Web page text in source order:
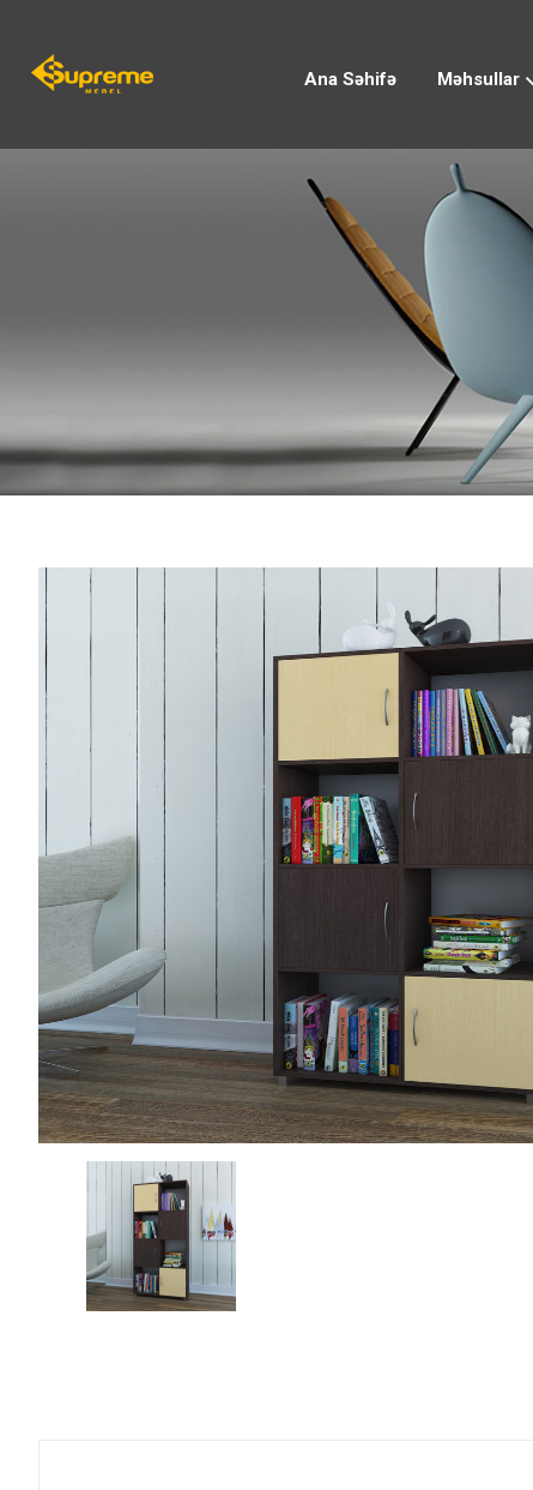
Ana Səhifə Məhsullar